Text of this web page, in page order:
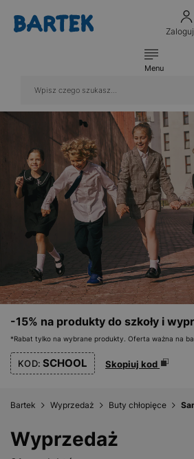
Menu
-15% na produkty do szkoły i
*Rabat tylko na wybrane produkty. Oferta ważna na
KOD: SCHOOL Skopiuj kod
Bartek Wyprzedaż Buty chłopięce
Wyprzedaż